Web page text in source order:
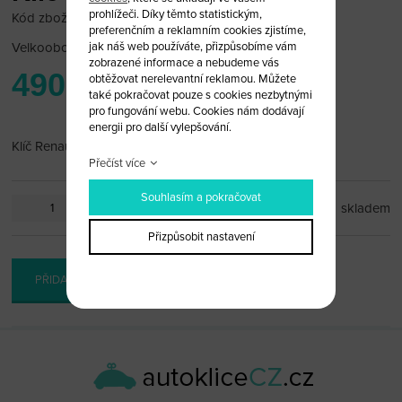
Kód zboží: Ren 46/1
Velkoobchodní cena:po přihlášení
490 Kč
Klíč Renault s čipem 46
skladem
PŘIDAT DO KOŠÍKU
prohlížeči. Díky těmto statistickým,
preferenčním a reklamním cookies zjistíme,
jak náš web používáte, přizpůsobíme vám
zobrazené informace a nebudeme vás
obtěžovat nerelevantní reklamou. Můžete
také pokračovat pouze s cookies nezbytnými
pro fungování webu. Cookies nám dodávají
energii pro další vylepšování.
Přečíst více
Souhlasím a pokračovat
Přizpůsobit nastavení